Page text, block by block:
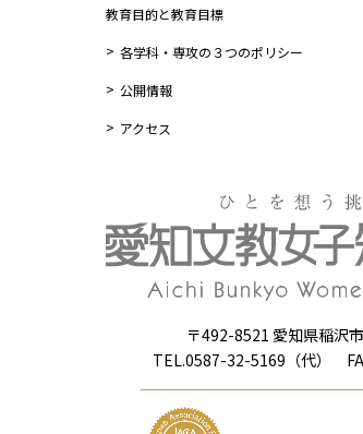
教育目的と教育目標
各学科・専攻の３つのポリシー
公開情報
アクセス
〒492-8521 愛知県稲沢
TEL.0587-32-5169（代）